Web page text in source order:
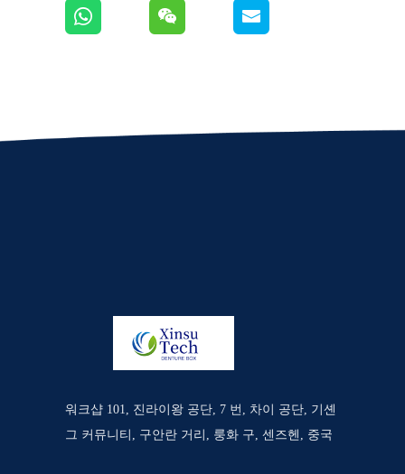
워크샵 101, 진라이왕 공단, 7 번, 차이 공단, 기셴
그 커뮤니티, 구안란 거리, 룽화 구, 센즈헨, 중국